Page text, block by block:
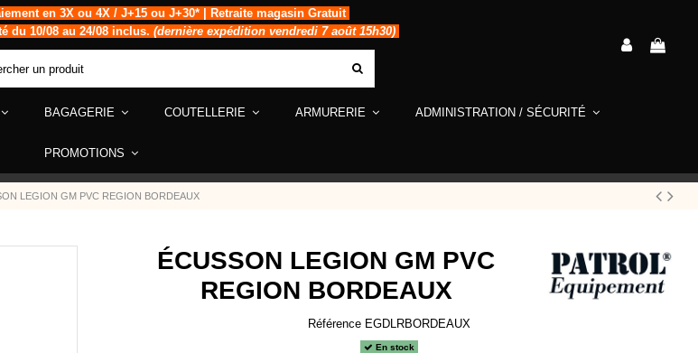
en 3X ou 4X / J+15 ou J+30* | Retraite magasin Gratuit
du 10/08 au 24/08 inclus.(dernière expédition vendredi 7 août 15h30)
BAGAGERIE COUTELLERIE ARMURERIE ADMINISTRATION / SÉCURITÉ
PROMOTIONS
LEGION GM PVC REGION BORDEAUX
ÉCUSSON LEGION GM PVC
REGION BORDEAUX
Référence EGDLRBORDEAUX
En stock